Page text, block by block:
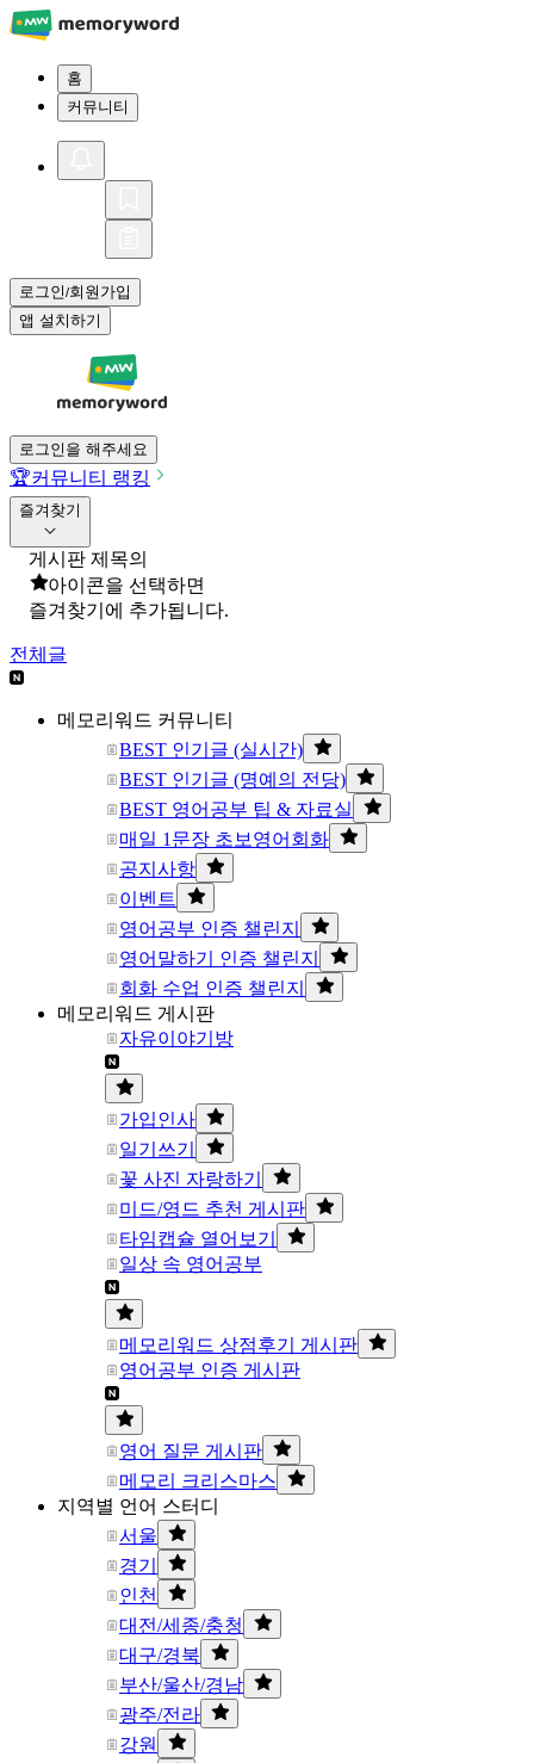
홈
커뮤니티
로그인/회원가입
앱 설치하기
로그인을 해주세요
🏆커뮤니티 랭킹
즐겨찾기
게시판 제목의
아이콘을 선택하면
즐겨찾기에 추가됩니다.
전체글
메모리워드 커뮤니티
BEST 인기글 (실시간)
BEST 인기글 (명예의 전당)
BEST 영어공부 팁 & 자료실
매일 1문장 초보영어회화
공지사항
이벤트
영어공부 인증 챌린지
영어말하기 인증 챌린지
회화 수업 인증 챌린지
메모리워드 게시판
자유이야기방
가입인사
일기쓰기
꽃 사진 자랑하기
미드/영드 추천 게시판
타임캡슐 열어보기
일상 속 영어공부
메모리워드 상점후기 게시판
영어공부 인증 게시판
영어 질문 게시판
메모리 크리스마스
지역별 언어 스터디
서울
경기
인천
대전/세종/충청
대구/경북
부산/울산/경남
광주/전라
강원